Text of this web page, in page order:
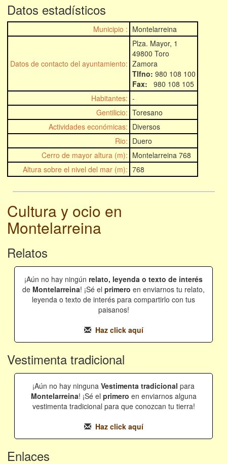
Datos estadísticos
Municipio : Montelarreina
Datos de contacto del ayuntamiento:
Plza. Mayor, 1
49800 Toro
Zamora
Tlfno: 980 108 100
Fax: 980 108 105
Habitantes: -
Gentilicio: Toresano
Actividades económicas: Diversos
Rio: Duero
Cerro de mayor altura (m): Montelarreina 768
Altura sobre el nivel del mar (m): 768
Cultura y ocio en
Montelarreina
Relatos
¡Aún no hay ningún relato, leyenda o texto de interés
de Montelarreina! ¡Sé el primero en enviarnos tu relato,
leyenda o texto de interés para compartirlo con tus
paisanos!
Haz click aquí
Vestimenta tradicional
¡Aún no hay ninguna Vestimenta tradicional para
Montelarreina! ¡Sé el primero en enviarnos alguna
vestimenta tradicional para que conozcan tu tierra!
Haz click aquí
Enlaces